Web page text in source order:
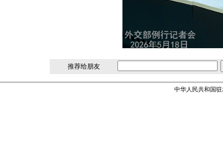
推荐给朋友
中华人民共和国